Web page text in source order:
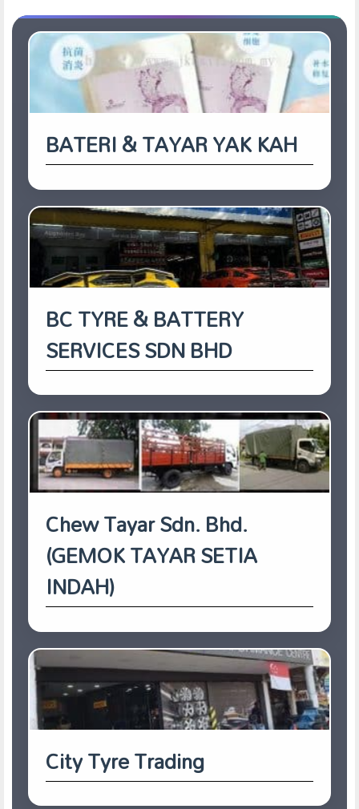
BATERI & TAYAR YAK KAH
BC TYRE & BATTERY
SERVICES SDN BHD
Chew Tayar Sdn. Bhd.
(GEMOK TAYAR SETIA
INDAH)
City Tyre Trading